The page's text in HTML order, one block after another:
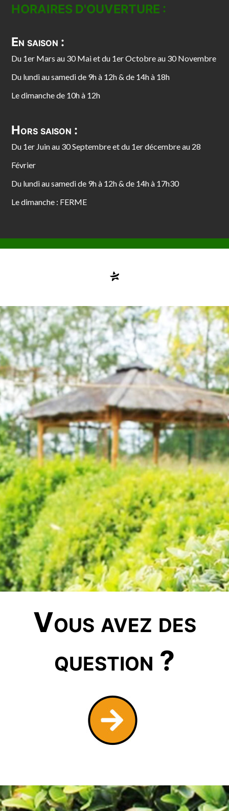
HORAIRES D'OUVERTURE :
En saison :
Du 1er Mars au 30 Mai et du 1er Octobre au 30 Novembre
Du lundi au samedi de 9h à 12h & de 14h à 18h
Le dimanche de 10h à 12h
Hors saison :
Du 1er Juin au 30 Septembre et du 1er décembre au 28
Février
Du lundi au samedi de 9h à 12h & de 14h à 17h30
Le dimanche : FERME
Vous avez des
question ?